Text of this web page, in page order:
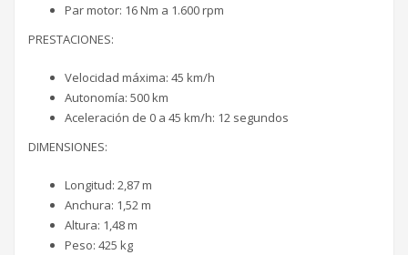
Par motor: 16 Nm a 1.600 rpm
PRESTACIONES:
Velocidad máxima: 45 km/h
Autonomía: 500 km
Aceleración de 0 a 45 km/h: 12 segundos
DIMENSIONES:
Longitud: 2,87 m
Anchura: 1,52 m
Altura: 1,48 m
Peso: 425 kg